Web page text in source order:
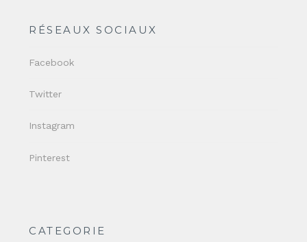
RÉSEAUX SOCIAUX
Facebook
Twitter
Instagram
Pinterest
CATEGORIE